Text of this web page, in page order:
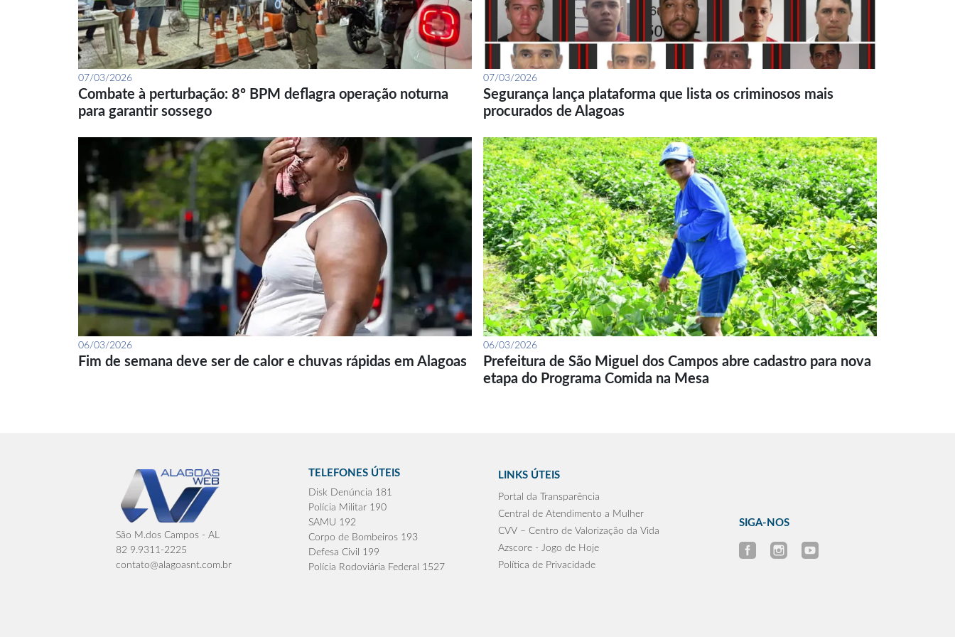
07/03/2026
Combate à perturbação: 8º BPM deflagra operação noturna
para garantir sossego
07/03/2026
Segurança lança plataforma que lista os criminosos mais
procurados de Alagoas
06/03/2026
Fim de semana deve ser de calor e chuvas rápidas em Alagoas
06/03/2026
Prefeitura de São Miguel dos Campos abre cadastro para nova
etapa do Programa Comida na Mesa
São M.dos Campos - AL
82 9.9311-2225
contato@alagoasnt.com.br
TELEFONES ÚTEIS
Disk Denúncia 181
Polícia Militar 190
SAMU 192
Corpo de Bombeiros 193
Defesa Civil 199
Polícia Rodoviária Federal 1527
LINKS ÚTEIS
Portal da Transparência
Central de Atendimento a Mulher
CVV – Centro de Valorização da Vida
Azscore - Jogo de Hoje
Política de Privacidade
SIGA-NOS